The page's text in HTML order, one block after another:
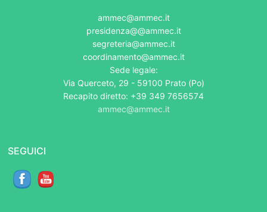
ammec@ammec.it
presidenza@@ammec.it
segreteria@ammec.it
coordinamento@ammec.it
Sede legale:
Via Querceto, 29 - 59100 Prato (Po)
Recapito diretto: +39 349 7656574
ammec@ammec.it
SEGUICI